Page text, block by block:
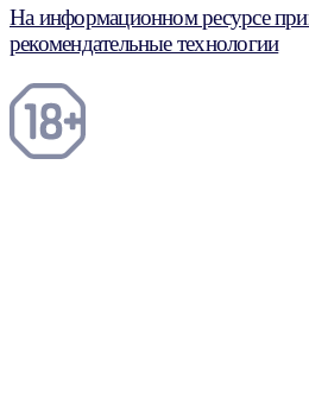
На информационном ресурсе
рекомендательные технологии